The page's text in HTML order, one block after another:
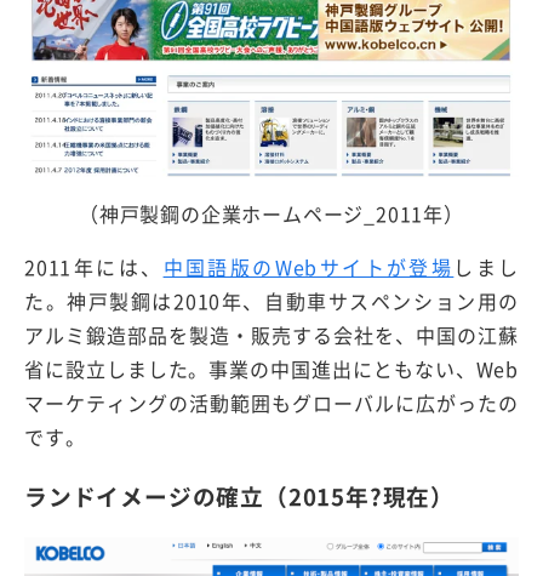
（神戸製鋼の企業ホームページ_2011年）
2011年には、 中国語版のWebサイトが登場 しまし
た。神戸製鋼は2010年、自動車サスペンション用の
アルミ鍛造部品を製造・販売する会社を、中国の江蘇
省に設立しました。事業の中国進出にともない、Web
マーケティングの活動範囲もグローバルに広がったの
です。
ランドイメージの確立（2015年?現在）